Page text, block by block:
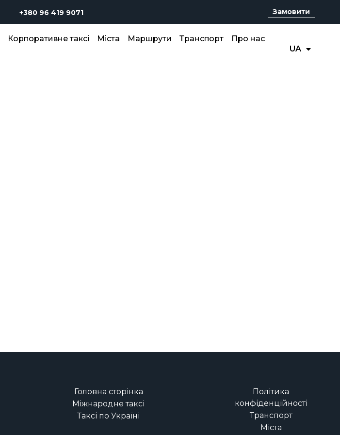
+380 96 419 9071 Замовити
Корпоративне таксі Міста Маршрути Транспорт Про нас
UA
EN
Головна сторінка
Міжнародне таксі
Таксі по Україні
Політика
конфіденційності
Транспорт
Міста